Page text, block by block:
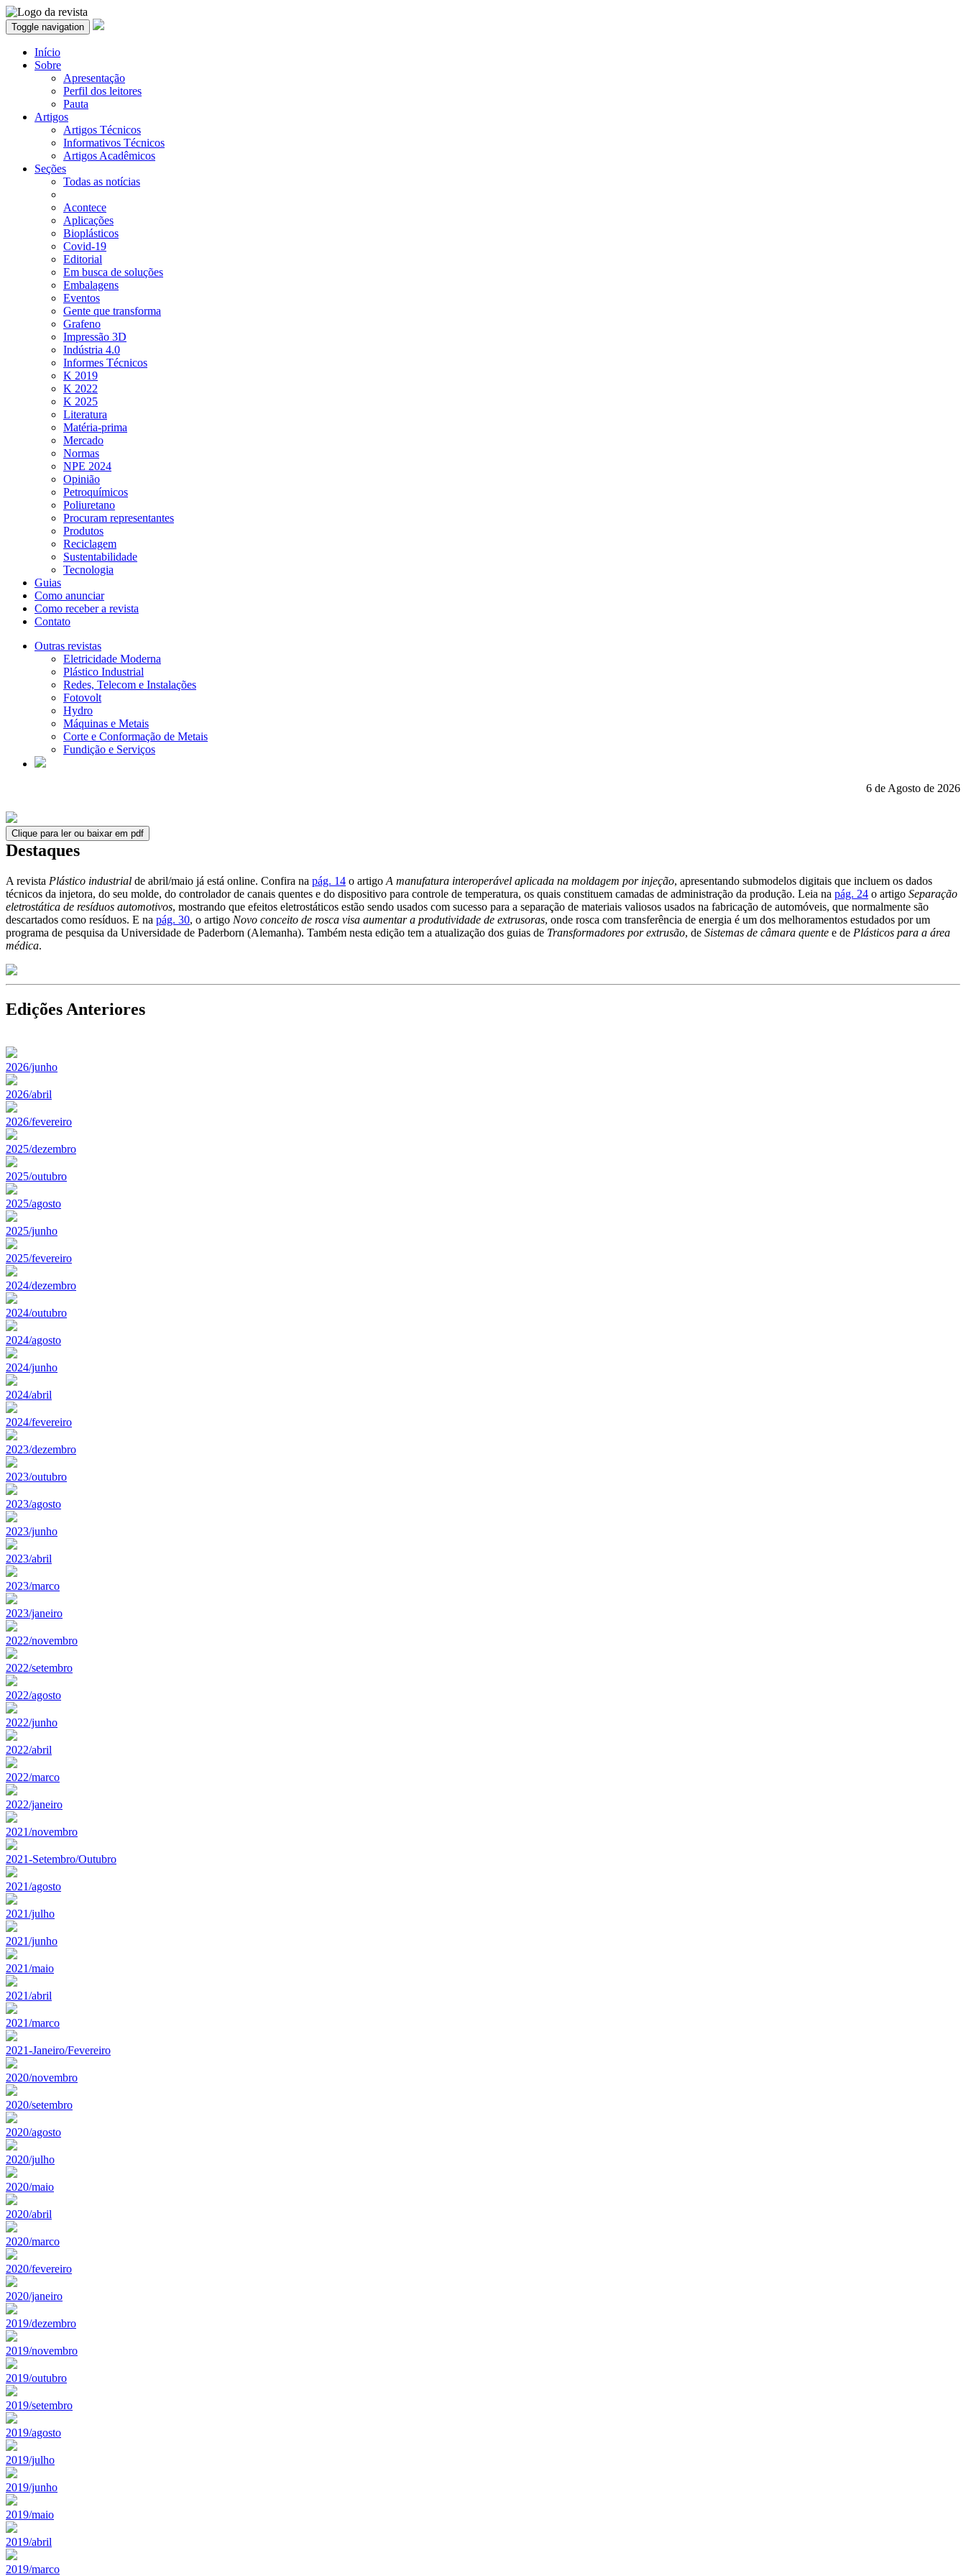
Toggle navigation
Início
Sobre
Apresentação
Perfil dos leitores
Pauta
Artigos
Artigos Técnicos
Informativos Técnicos
Artigos Acadêmicos
Seções
Todas as notícias
Acontece
Aplicações
Bioplásticos
Covid-19
Editorial
Em busca de soluções
Embalagens
Eventos
Gente que transforma
Grafeno
Impressão 3D
Indústria 4.0
Informes Técnicos
K 2019
K 2022
K 2025
Literatura
Matéria-prima
Mercado
Normas
NPE 2024
Opinião
Petroquímicos
Poliuretano
Procuram representantes
Produtos
Reciclagem
Sustentabilidade
Tecnologia
Guias
Como anunciar
Como receber a revista
Contato
Outras revistas
Eletricidade Moderna
Plástico Industrial
Redes, Telecom e Instalações
Fotovolt
Hydro
Máquinas e Metais
Corte e Conformação de Metais
Fundição e Serviços
6 de Agosto de 2026
Clique para ler ou baixar em pdf
Destaques
A revista Plástico industrial de abril/maio já está online. Confira na pág. 14 o artigo A manufatura interoperável aplicada na moldagem por injeção, apresentando submodelos digitais que incluem os dados
técnicos da injetora, do seu molde, do controlador de canais quentes e do dispositivo para controle de temperatura, os quais constituem camadas de administração da produção. Leia na pág. 24 o artigo Separação
eletrostática de resíduos automotivos, mostrando que efeitos eletrostáticos estão sendo usados com sucesso para a separação de materiais valiosos usados na fabricação de automóveis, que normalmente são
descartados como resíduos. E na pág. 30, o artigo Novo conceito de rosca visa aumentar a produtividade de extrusoras, onde rosca com transferência de energia é um dos melhoramentos estudados por um
programa de pesquisa da Universidade de Paderborn (Alemanha). Também nesta edição tem a atualização dos guias de Transformadores por extrusão, de Sistemas de câmara quente e de Plásticos para a área
médica.
Edições Anteriores
2026/junho
2026/abril
2026/fevereiro
2025/dezembro
2025/outubro
2025/agosto
2025/junho
2025/fevereiro
2024/dezembro
2024/outubro
2024/agosto
2024/junho
2024/abril
2024/fevereiro
2023/dezembro
2023/outubro
2023/agosto
2023/junho
2023/abril
2023/marco
2023/janeiro
2022/novembro
2022/setembro
2022/agosto
2022/junho
2022/abril
2022/marco
2022/janeiro
2021/novembro
2021-Setembro/Outubro
2021/agosto
2021/julho
2021/junho
2021/maio
2021/abril
2021/marco
2021-Janeiro/Fevereiro
2020/novembro
2020/setembro
2020/agosto
2020/julho
2020/maio
2020/abril
2020/marco
2020/fevereiro
2020/janeiro
2019/dezembro
2019/novembro
2019/outubro
2019/setembro
2019/agosto
2019/julho
2019/junho
2019/maio
2019/abril
2019/marco